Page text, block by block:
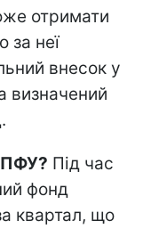
отримати
за неї
внесок у
визначений
ПФУ? Під час
фонд
квартал, що